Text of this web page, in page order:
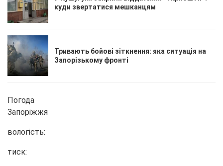
куди звертатися мешканцям
Тривають бойові зіткнення: яка ситуація на
Запорізькому фронті
Погода
Запоріжжя
вологість:
тиск: